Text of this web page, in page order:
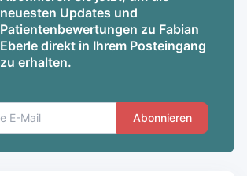
neuesten Updates und
Patientenbewertungen zu Fabian
Eberle direkt in Ihrem Posteingang
zu erhalten.
Abonnieren